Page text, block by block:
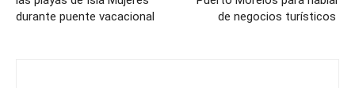
durante puente vacacional
de negocios turísticos